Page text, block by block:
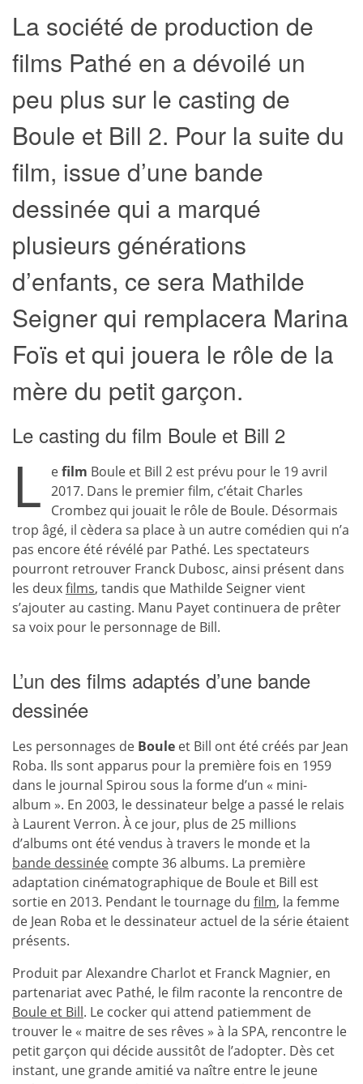
La société de production de
films Pathé en a dévoilé un
peu plus sur le casting de
Boule et Bill 2. Pour la suite du
film, issue d’une bande
dessinée qui a marqué
plusieurs générations
d’enfants, ce sera Mathilde
Seigner qui remplacera Marina
Foïs et qui jouera le rôle de la
mère du petit garçon.
Le casting du film Boule et Bill 2
L efilm Boule et Bill 2 est prévu pour le 19 avril
2017. Dans le premier film, c’était Charles
Crombez qui jouait le rôle de Boule. Désormais
trop âgé, il cèdera sa place à un autre comédien qui n’a
pas encore été révélé par Pathé. Les spectateurs
pourront retrouver Franck Dubosc, ainsi présent dans
les deuxfilms, tandis que Mathilde Seigner vient
s’ajouter au casting. Manu Payet continuera de prêter
sa voix pour le personnage de Bill.
L’un des films adaptés d’une bande
dessinée
Les personnages de Boule et Bill ont été créés par Jean
Roba. Ils sont apparus pour la première fois en 1959
dans le journal Spirou sous la forme d’un « mini-
album ». En 2003, le dessinateur belge a passé le relais
à Laurent Verron. À ce jour, plus de 25 millions
d’albums ont été vendus à travers le monde et la
bande dessinée compte 36 albums. La première
adaptation cinématographique de Boule et Bill est
sortie en 2013. Pendant le tournage du film, la femme
de Jean Roba et le dessinateur actuel de la série étaient
présents.
Produit par Alexandre Charlot et Franck Magnier, en
partenariat avec Pathé, le film raconte la rencontre de
Boule et Bill. Le cocker qui attend patiemment de
trouver le « maitre de ses rêves » à la SPA, rencontre le
petit garçon qui décide aussitôt de l’adopter. Dès cet
instant, une grande amitié va naître entre le jeune